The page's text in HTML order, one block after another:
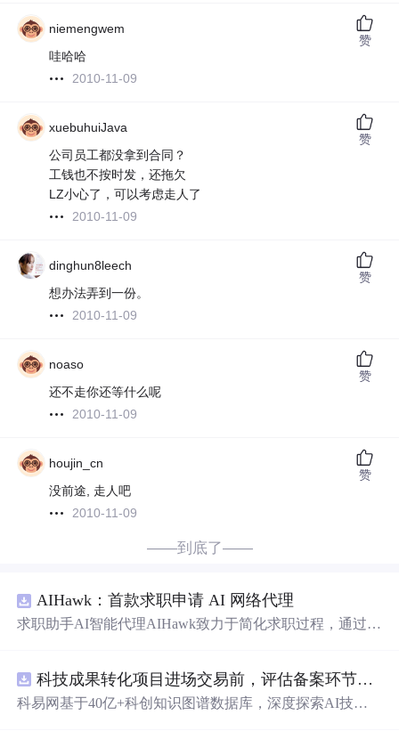
niemengwem
哇哈哈
2010-11-09
赞
xuebuhuiJava
公司员工都没拿到合同？
工钱也不按时发，还拖欠
LZ小心了，可以考虑走人了
2010-11-09
赞
dinghun8leech
想办法弄到一份。
2010-11-09
赞
noaso
还不走你还等什么呢
2010-11-09
赞
houjin_cn
没前途, 走人吧
2010-11-09
赞
——到底了——
AIHawk：首款求职申请 AI 网络代理
求职助手AI智能代理AIHawk致力于简化求职过程，通过自
科技成果转化项目进场交易前，评估备案环节需要准备哪些材料？.docx
科易网基于40亿+科创知识图谱数据库，深度探索AI技术